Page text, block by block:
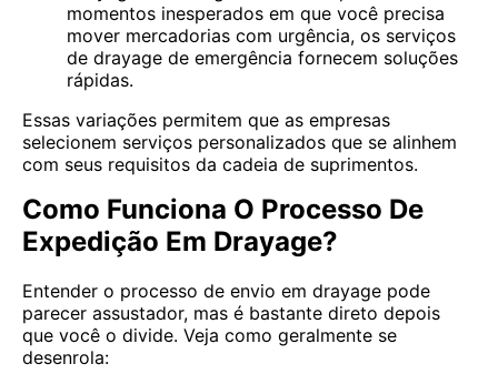
momentos inesperados em que você precisa
mover mercadorias com urgência, os serviços
de drayage de emergência fornecem soluções
rápidas.
Essas variações permitem que as empresas
selecionem serviços personalizados que se alinhem
com seus requisitos da cadeia de suprimentos.
Como Funciona O Processo De
Expedição Em Drayage?
Entender o processo de envio em drayage pode
parecer assustador, mas é bastante direto depois
que você o divide. Veja como geralmente se
desenrola: